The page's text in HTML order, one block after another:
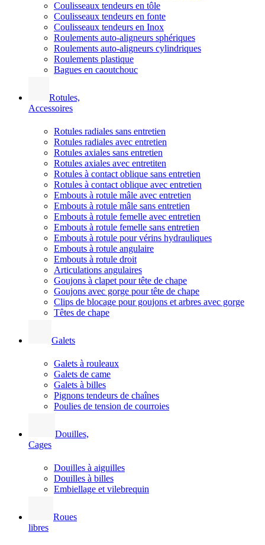
Coulisseaux tendeurs en tôle
Coulisseaux tendeurs en fonte
Coulisseaux tendeurs en Inox
Roulements auto-aligneurs sphériques
Roulements auto-aligneurs cylindriques
Roulements plastique
Bagues en caoutchouc
Rotules,
Accessoires
Rotules radiales sans entretien
Rotules radiales avec entretien
Rotules axiales sans entretien
Rotules axiales avec entretiten
Rotules à contact oblique sans entretien
Rotules à contact oblique avec entretien
Embouts à rotule mâle avec entretien
Embouts à rotule mâle sans entretien
Embouts à rotule femelle avec entretien
Embouts à rotule femelle sans entretien
Embouts à rotule pour vérins hydrauliques
Embouts à rotule angulaire
Embouts à rotule droit
Articulations angulaires
Goujons à clapet pour tête de chape
Goujons avec gorge pour tête de chape
Clips de blocage pour goujons et arbres avec gorge
Têtes de chape
Galets
Galets à rouleaux
Galets de came
Galets à billes
Pignons tendeurs de chaînes
Poulies de tension de courroies
Douilles,
Cages
Douilles à aiguilles
Douilles à billes
Embiellage et vilebrequin
Roues
libres